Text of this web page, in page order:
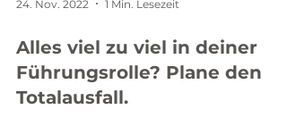
Alles viel zu viel in deiner
Führungsrolle? Plane den